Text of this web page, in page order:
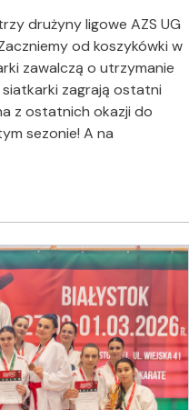
drużyny ligowe AZS UG
od koszykówki w
zawalczą o utrzymanie
siatkarki zagrają ostatni
z ostatnich okazji do
sezonie! A na